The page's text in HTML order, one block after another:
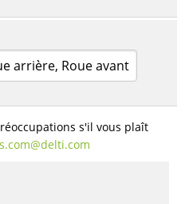
arrière, Roue avant
s'il vous plaît